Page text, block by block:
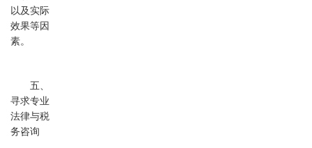
以及实际
效果等因
素。
五、
寻求专业
法律与税
务咨询